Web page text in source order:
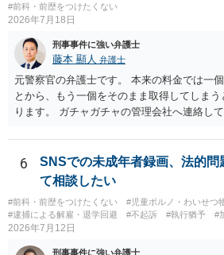
#前科・前歴をつけたくない
2026年7月18日
刑事事件に強い弁護士
藤本 顯人 弁護士
元警察官の弁護士です。 本来の料金では一
とから、もう一個をそのまま取得してしま
ります。 ガチャガチャの管理会社へ連絡し
あるいは管理会社がお金は不要かつ返還不
しても問題ありません。
6
SNSでの未成年者録画、法的問
て相談したい
#前科・前歴をつけたくない
#児童ポルノ・わいせつ
#逮捕による解雇・退学回避
#不起訴 #執行猶予 #
2026年7月12日
刑事事件に強い弁護士